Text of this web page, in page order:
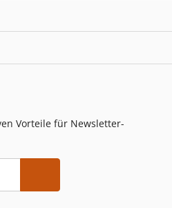
Vorteile für Newsletter-